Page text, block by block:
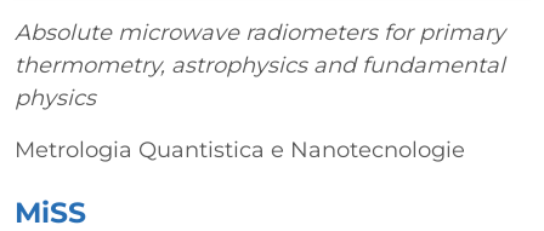
Absolute microwave radiometers for primary
thermometry, astrophysics and fundamental
physics
Metrologia Quantistica e Nanotecnologie
MiSS